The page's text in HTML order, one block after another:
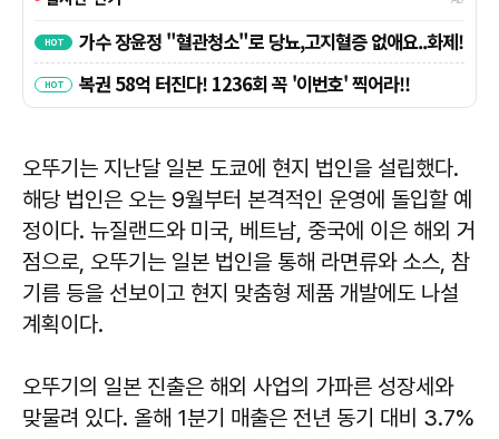
오뚜기는 지난달 일본 도쿄에 현지 법인을 설립했다.
해당 법인은 오는 9월부터 본격적인 운영에 돌입할 예
정이다. 뉴질랜드와 미국, 베트남, 중국에 이은 해외 거
점으로, 오뚜기는 일본 법인을 통해 라면류와 소스, 참
기름 등을 선보이고 현지 맞춤형 제품 개발에도 나설
계획이다.
오뚜기의 일본 진출은 해외 사업의 가파른 성장세와
맞물려 있다. 올해 1분기 매출은 전년 동기 대비 3.7%